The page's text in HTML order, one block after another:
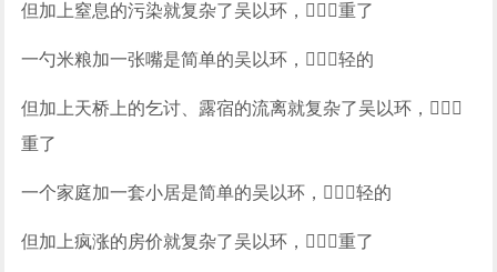
但加上窒息的污染就复杂了吴以环，重了
一勺米粮加一张嘴是简单的吴以环，轻的
但加上天桥上的乞讨、露宿的流离就复杂了吴以环，
重了
一个家庭加一套小居是简单的吴以环，轻的
但加上疯涨的房价就复杂了吴以环，重了